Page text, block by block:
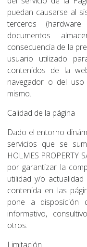
puedan causarse al
terceros
documentos
consecuencia de la
usuario utilizado
contenidos de la
navegador o del
mismo.
Calidad de la página
Dado el entorno
servicios que se
HOLMES PROPERTY
por garantizar la
utilidad y/o
contenida en las
pone a disposición
informativo,
otros.
Limitación